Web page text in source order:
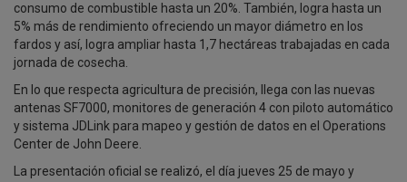
consumo de combustible hasta un 20%. También, logra hasta un
5% más de rendimiento ofreciendo un mayor diámetro en los
fardos y así, logra ampliar hasta 1,7 hectáreas trabajadas en cada
jornada de cosecha.
En lo que respecta agricultura de precisión, llega con las nuevas
antenas SF7000, monitores de generación 4 con piloto automático
y sistema JDLink para mapeo y gestión de datos en el Operations
Center de John Deere.
La presentación oficial se realizó, el día jueves 25 de mayo y